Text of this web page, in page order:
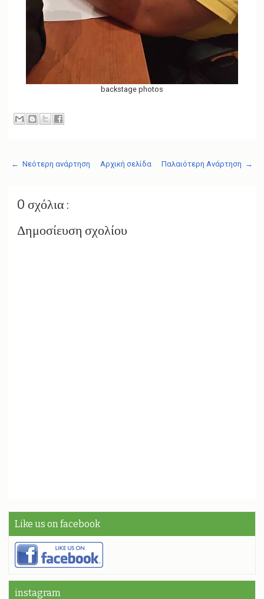
backstage photos
← Νεότερη ανάρτηση Παλαιότερη Ανάρτηση →
Αρχική σελίδα
0 σχόλια :
Δημοσίευση σχολίου
Like us on facebook
instagram